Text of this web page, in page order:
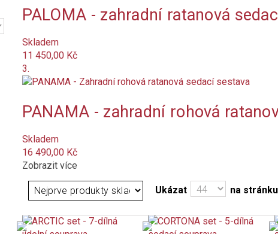
PALOMA - zahradní ratanová
Skladem
11 450,00 Kč
3.
PANAMA - zahradní rohová
Skladem
16 490,00 Kč
Zobrazit více
Ukázat na stránku